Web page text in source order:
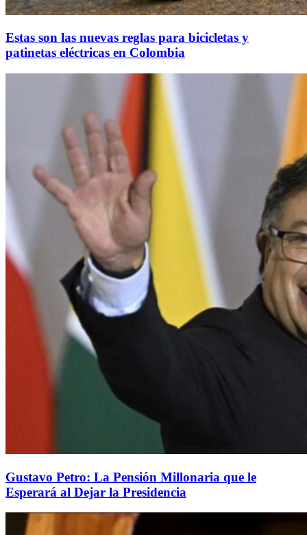
Estas son las nuevas reglas para bicicletas y
patinetas eléctricas en Colombia
Gustavo Petro: La Pensión Millonaria que le
Esperará al Dejar la Presidencia